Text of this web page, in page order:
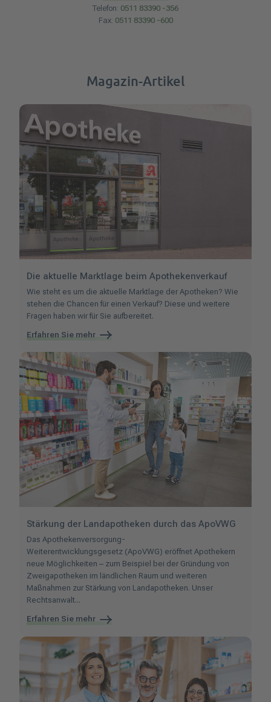
Telefon: 0511 83390 -356
Fax: 0511 83390 -600
Magazin-Artikel
Die aktuelle Marktlage beim Apothekenverkauf
Wie steht es um die aktuelle Marktlage der Apotheken? Wie
stehen die Chancen für einen Verkauf? Diese und weitere
Fragen haben wir für Sie aufbereitet.
Erfahren Sie mehr
Stärkung der Landapotheken durch das ApoVWG
Das Apothekenversorgung-
Weiterentwicklungsgesetz (ApoVWG) eröffnet Apothekern
neue Möglichkeiten – zum Beispiel bei der Gründung von
Zweigapotheken im ländlichen Raum und weiteren
Maßnahmen zur Stärkung von Landapotheken. Unser
Rechtsanwalt...
Erfahren Sie mehr